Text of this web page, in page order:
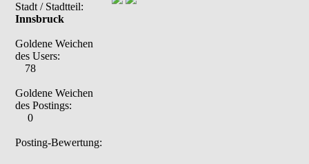
Stadt / Stadtteil:
Innsbruck
Goldene Weichen
des Users:
78
Goldene Weichen
des Postings:
0
Posting-Bewertung: